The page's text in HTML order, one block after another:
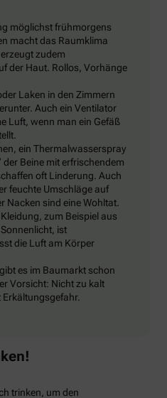
möglichst frühmorgens
macht das Raumklima
zudem
der Haut. Rollos, Vorhänge
Laken in den Zimmern
Auch ein Ventilator
Luft, wenn man ein Gefäß
ein Thermalwasserspray
der Beine mit erfrischendem
oft Linderung. Auch
feuchte Umschläge auf
Nacken sind eine Wohltat.
zum Beispiel aus
ist
die Luft am Körper
es im Baumarkt schon
Vorsicht: Nicht zu kalt
trinken, um den